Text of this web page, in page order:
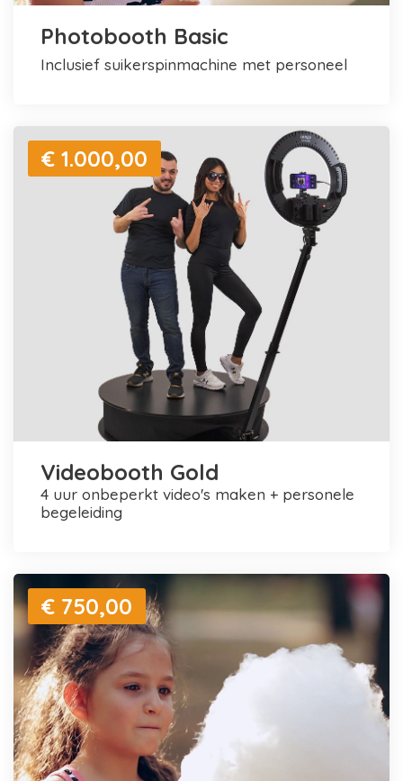
Photobooth Basic
inclusief suikerspinmachine met personeel
€ 1.000,00
Videobooth Gold
4 uur onbeperkt video's maken + personele
begeleiding
€ 750,00